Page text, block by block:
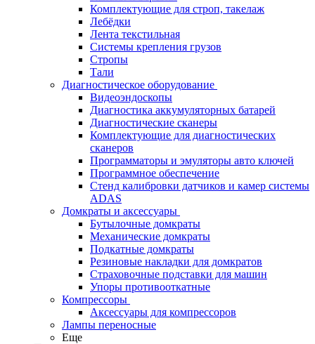
Комплектующие для строп, такелаж
Лебёдки
Лента текстильная
Системы крепления грузов
Стропы
Тали
Диагностическое оборудование
Видеоэндоскопы
Диагностика аккумуляторных батарей
Диагностические сканеры
Комплектующие для диагностических
сканеров
Программаторы и эмуляторы авто ключей
Программное обеспечение
Стенд калибровки датчиков и камер системы
ADAS
Домкраты и аксессуары
Бутылочные домкраты
Механические домкраты
Подкатные домкраты
Резиновые накладки для домкратов
Страховочные подставки для машин
Упоры противооткатные
Компрессоры
Аксессуары для компрессоров
Лампы переносные
Еще